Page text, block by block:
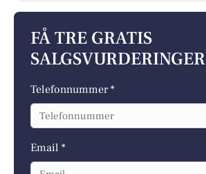
FÅ TRE GRATIS
SALGSVURDERINGER
Telefonnummer *
Email *